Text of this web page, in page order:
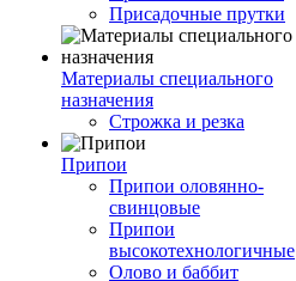
Присадочные прутки
Материалы специального
назначения
Строжка и резка
Припои
Припои оловянно-
свинцовые
Припои
высокотехнологичные
Олово и баббит